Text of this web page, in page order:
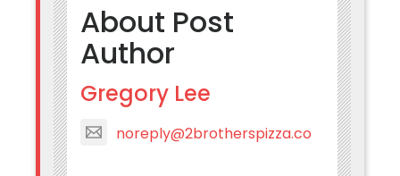
About Post
Author
Gregory Lee
noreply@2brotherspizza.co